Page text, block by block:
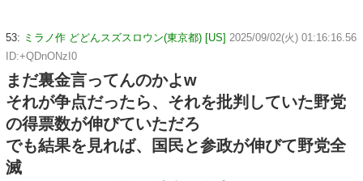
53: ミラノ作 どどんスズスロウン(東京都) [US] 2025/09/02(火) 01:16:16.56
ID:+QDnONzI0
まだ裏金言ってんのかよw
それが争点だったら、それを批判していた野党
の得票数が伸びていただろ
でも結果を見れば、国民と参政が伸びて野党全
滅